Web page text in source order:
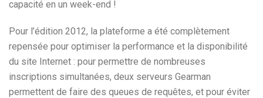
capacité en un week-end !
Pour l’édition 2012, la plateforme a été complètement
repensée pour optimiser la performance et la disponibilité
du site Internet : pour permettre de nombreuses
inscriptions simultanées, deux serveurs Gearman
permettent de faire des queues de requêtes, et pour éviter